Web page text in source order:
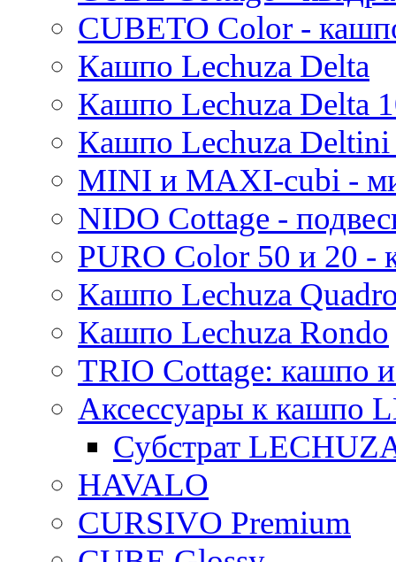
Mees
Thies
Pure
CUBETO Color -
Кашпо Lechuza Delta
Кашпо Lechuza Delta
Кашпо Lechuza
MINI и MAXI-cubi -
NIDO Cottage -
PURO Color 50 и 20
Кашпо Lechuza
Кашпо Lechuza Rondo
TRIO Cottage: кашпо
Аксессуары к кашпо
Субстрат
HAVALO
CURSIVO Premium